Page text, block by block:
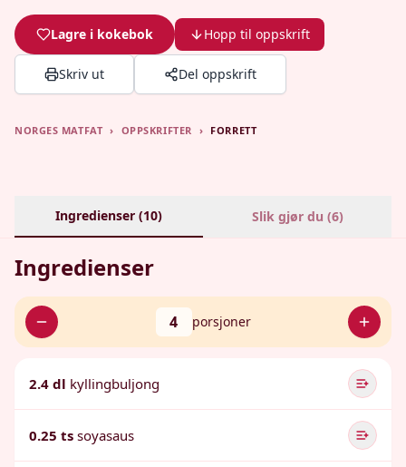
Lagre i kokebok Hopp til oppskrift
Skriv ut Del oppskrift
NORGES MATFAT › OPPSKRIFTER › FORRETT
Ingredienser (10) Slik gjør du (6)
Ingredienser
4 porsjoner
2.4 dl kyllingbuljong
0.25 ts soyasaus